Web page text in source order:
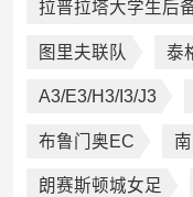
拉普拉塔大学生后
图里夫联队 泰
A3/E3/H3/I3/J3
布鲁门奥EC
朗赛斯顿城女足